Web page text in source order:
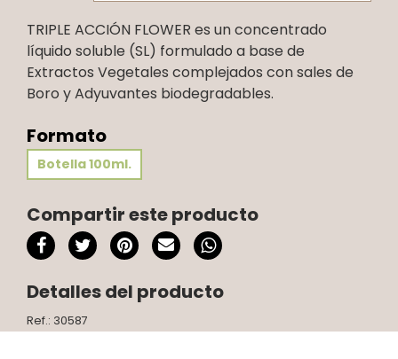
TRIPLE ACCIÓN FLOWER es un concentrado
líquido soluble (SL) formulado a base de
Extractos Vegetales complejados con sales de
Boro y Adyuvantes biodegradables.
Formato
Botella 100ml.
Compartir este producto
Detalles del producto
Ref.: 30587